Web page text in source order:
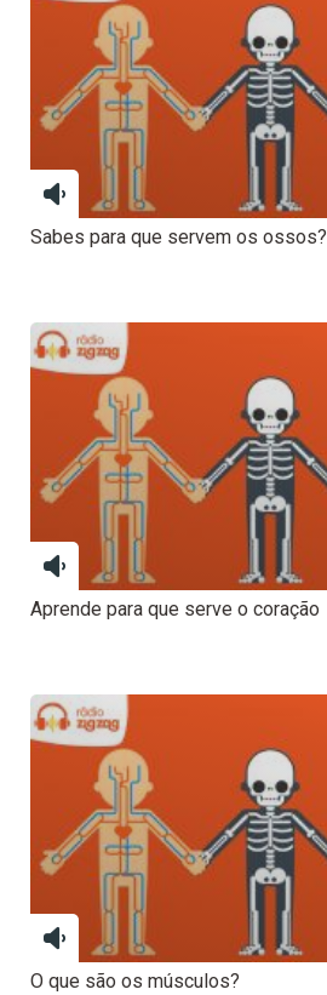
Sabes para que servem os ossos?
Aprende para que serve o coração
O que são os músculos?